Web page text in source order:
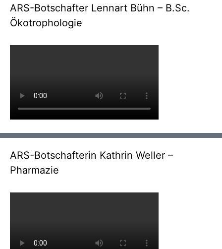
ARS-Botschafter Lennart Bühn – B.Sc.
Ökotrophologie
ARS-Botschafterin Kathrin Weller –
Pharmazie